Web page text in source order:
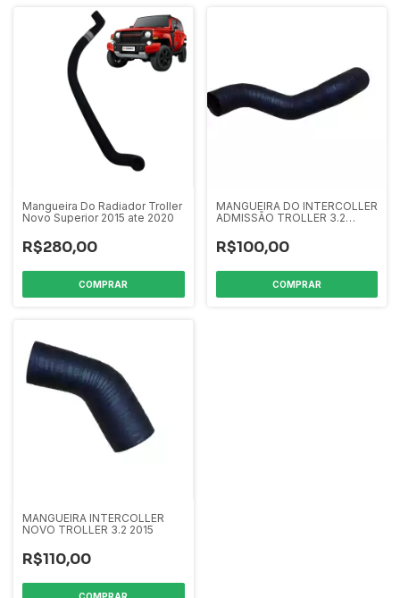
Mangueira Do Radiador Troller
Novo Superior 2015 ate 2020
R$280,00
MANGUEIRA DO INTERCOLLER
ADMISSÃO TROLLER 3.2
R$100,00
MANGUEIRA INTERCOLLER
NOVO TROLLER 3.2 2015
R$110,00